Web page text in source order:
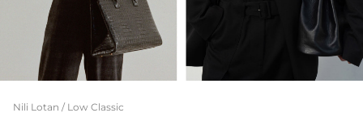
Nili Lotan / Low Classic